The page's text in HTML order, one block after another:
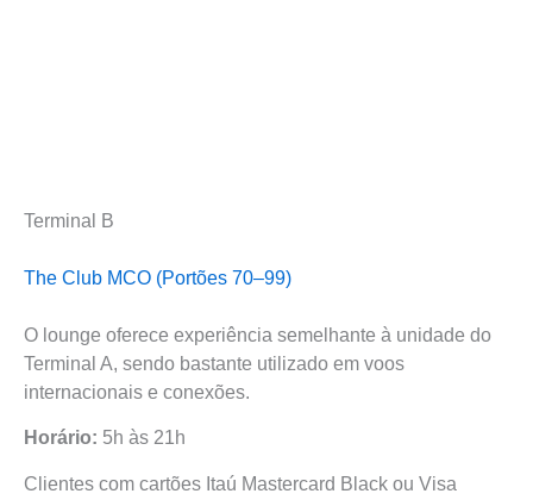
Terminal B
The Club MCO (Portões 70–99)
O lounge oferece experiência semelhante à unidade do
Terminal A, sendo bastante utilizado em voos
internacionais e conexões.
Horário: 5h às 21h
Clientes com cartões Itaú Mastercard Black ou Visa